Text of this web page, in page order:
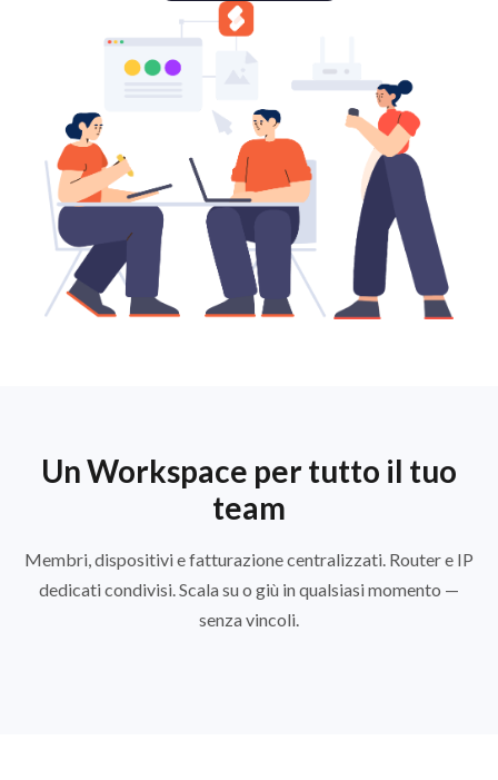
Un Workspace per tutto il tuo
team
Membri, dispositivi e fatturazione centralizzati. Router e IP
dedicati condivisi. Scala su o giù in qualsiasi momento —
senza vincoli.